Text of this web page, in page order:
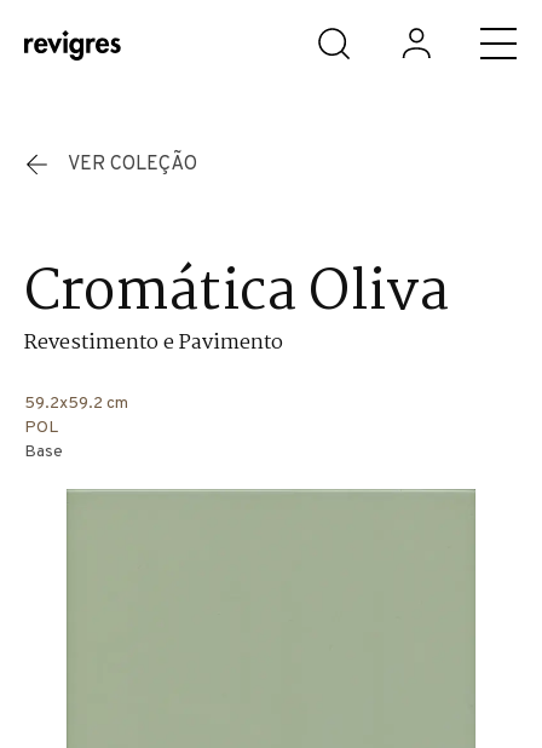
Saltar para o conteúdo principal
VER COLEÇÃO
Cromática Oliva
Revestimento e Pavimento
59.2x59.2 cm
POL
Base